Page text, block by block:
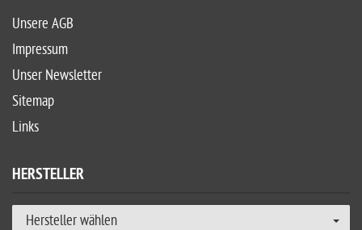
Unsere AGB
Impressum
Unser Newsletter
Sitemap
Links
HERSTELLER
Hersteller wählen